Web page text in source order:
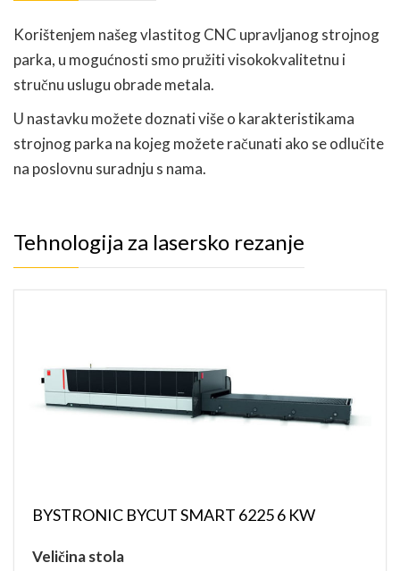
Korištenjem našeg vlastitog CNC upravljanog strojnog
parka, u mogućnosti smo pružiti visokokvalitetnu i
stručnu uslugu obrade metala.
U nastavku možete doznati više o karakteristikama
strojnog parka na kojeg možete računati ako se odlučite
na poslovnu suradnju s nama.
Tehnologija za lasersko rezanje
BYSTRONIC BYCUT SMART 6225 6 KW
Veličina stola